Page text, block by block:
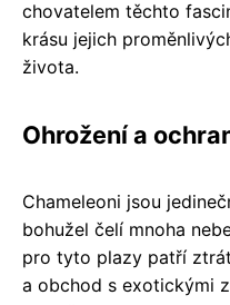
chovatelem těchto
krásu jejich
života.
Ohrožení a
Chameleoni jsou
bohužel čelí mnoha
pro tyto plazy patří
a obchod s exotickými